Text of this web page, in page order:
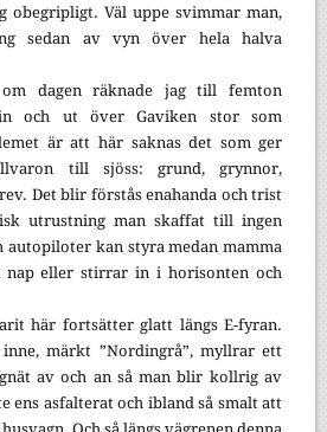
obegripligt. Väl uppe svimmar man,
sedan av vyn över hela halva
dagen räknade jag till femton
och ut över Gaviken stor som
är att här saknas det som ger
till sjöss: grund, grynnor,
Det blir förstås enahanda och trist
utrustning man skaffat till ingen
autopiloter kan styra medan mamma
nap eller stirrar in i horisonten och
här fortsätter glatt längs E-fyran.
märkt ”Nordingrå”, myllrar ett
av och an så man blir kollrig av
ens asfalterat och ibland så smalt att